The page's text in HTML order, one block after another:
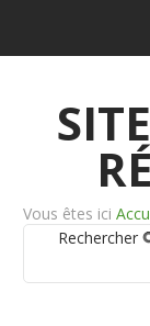
Vous êtes ici
Rechercher